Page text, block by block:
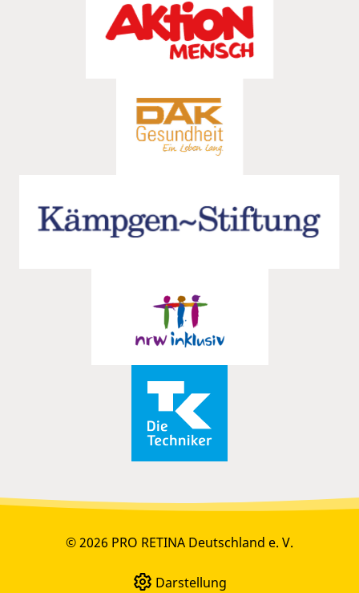
© 2026 PRO RETINA Deutschland e. V.
Darstellung